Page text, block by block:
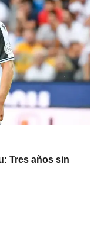
Tres años sin